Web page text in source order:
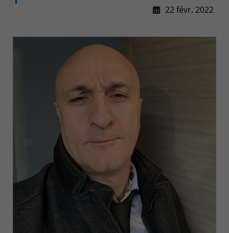
Service Facturation
compta-cpld@keyes.eu
CONTACT & PLAN D'ACCES
22 févr. 2022